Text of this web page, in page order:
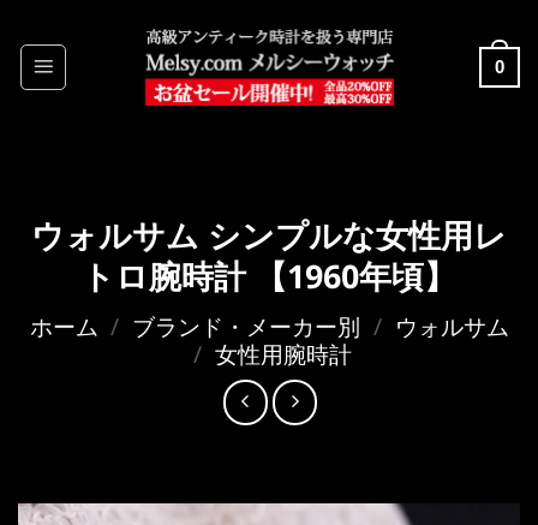
to
content
0
ウォルサム シンプルな女性用レ
トロ腕時計 【1960年頃】
ホーム / ブランド・メーカー別 / ウォルサム
/ 女性用腕時計